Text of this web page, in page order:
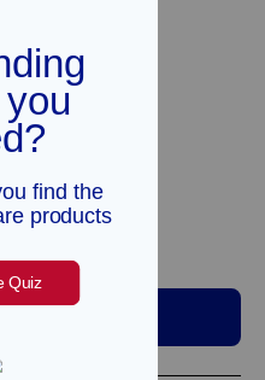
4,75 su 5
recensioni